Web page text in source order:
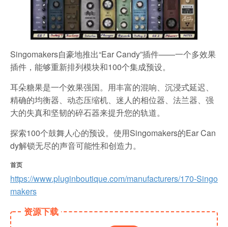
Singomakers自豪地推出“Ear Candy”插件——一个多效果
插件，能够重新排列模块和100个集成预设。
耳朵糖果是一个效果强国。用丰富的混响、沉浸式延迟、
精确的均衡器、动态压缩机、迷人的相位器、法兰器、强
大的失真和坚韧的碎石器来提升您的轨道。
探索100个鼓舞人心的预设。使用Singomakers的Ear Can
dy解锁无尽的声音可能性和创造力。
首页
https://www.pluginboutique.com/manufacturers/170-Singo
makers
资源下载